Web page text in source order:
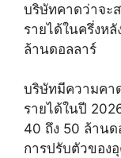
บริษัทคาดว่าจะ
รายได้ในครึ่งห
ล้านดอลลาร์
บริษัทมีความคา
รายได้ในปี
40 ถึง 50 ล้าน
การปรับตัวของ